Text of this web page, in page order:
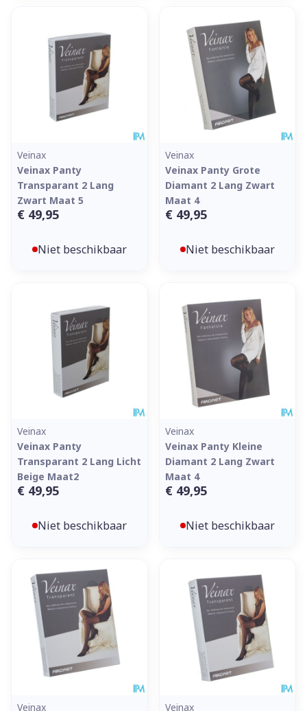
Veinax
Veinax Panty
Transparant 2 Lang
Zwart Maat 5
€ 49,95
Niet beschikbaar
Veinax
Veinax Panty Grote
Diamant 2 Lang Zwart
Maat 4
€ 49,95
Niet beschikbaar
Veinax
Veinax Panty
Transparant 2 Lang Licht
Beige Maat2
€ 49,95
Niet beschikbaar
Veinax
Veinax Panty Kleine
Diamant 2 Lang Zwart
Maat 4
€ 49,95
Niet beschikbaar
Veinax Veinax